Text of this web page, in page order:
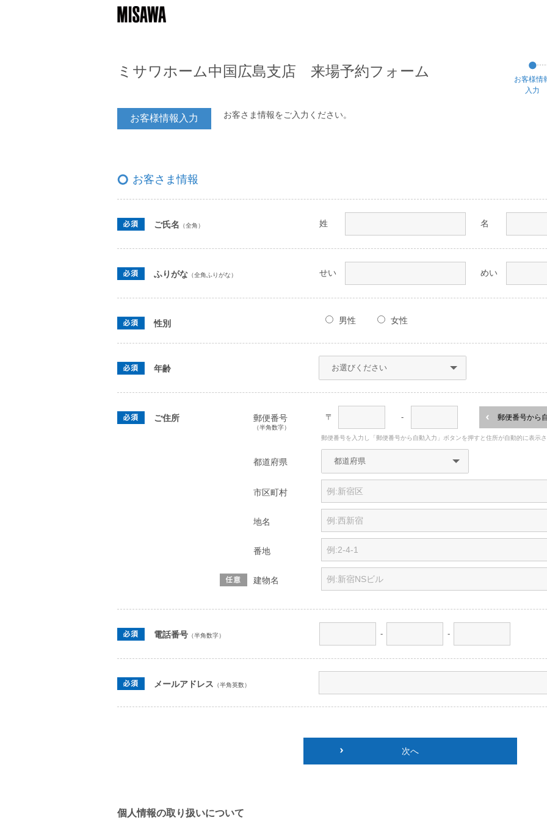
ミサワホーム中国広島支店 来場予約フォーム お客様情
入力
お客様情報入力 お客さま情報をご入力ください。
お客さま情報
ご氏名 （全角） 姓 名
ふりがな （全角ふりがな） せい めい
性別 男性 女性
年齢
ご住所 郵便番号
（半角数字）
〒 - 郵便番号から
郵便番号を入力し「郵便番号から自動入力」ボタンを押すと住所が自動的に表示さ
都道府県
市区町村
地名
番地
建物名
電話番号 （半角数字） - -
メールアドレス （半角英数）
次へ
個人情報の取り扱いについて